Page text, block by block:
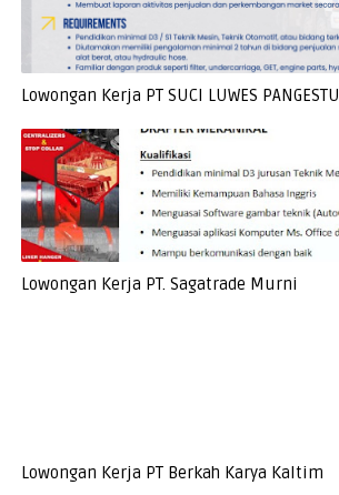
Lowongan Kerja PT SUCI LUWES PANGESTU
Lowongan Kerja PT. Sagatrade Murni
Lowongan Kerja PT Berkah Karya Kaltim